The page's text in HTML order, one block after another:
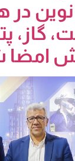
نوین در
گاز،